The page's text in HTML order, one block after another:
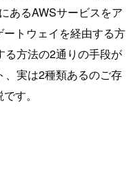
あるAWSサービスをア
トウェイを経由する方
方法の2通りの手段が
、実は2種類あるのご存
す。